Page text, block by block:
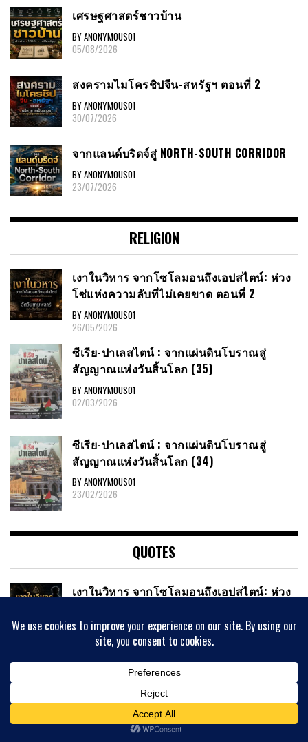
เศรษฐศาสตร์ชาวบ้าน
BY ANONYMOUS01
05/08/2026
สงครามไมโครชิปจีน-สหรัฐฯ ตอนที่ 2
BY ANONYMOUS01
30/07/2026
จากแลนด์บริดจ์สู่ NORTH-SOUTH CORRIDOR
BY ANONYMOUS01
23/07/2026
RELIGION
เงาในวิหาร จากโซโลมอนถึงเอปสไตน์: ห่วง
โซ่แห่งความลับที่ไม่เคยขาด ตอนที่ 2
BY ANONYMOUS01
26/05/2026
ซีเรีย​-ปาเลสไตน์​ : จากแผ่นดินโบราณสู่
สัญญาณ​แห่งวันสิ้นโลก​ (35)
BY ANONYMOUS01
02/03/2026
ซีเรีย​-ปาเลสไตน์​ : จากแผ่นดินโบราณสู่
สัญญาณ​แห่งวันสิ้นโลก​ (34)
BY ANONYMOUS01
23/02/2026
QUOTES
เงาในวิหาร จากโซโลมอนถึงเอปสไตน์: ห่วง
BY ANONYMOUS01
27/05/2026
ดาไล ลามะ และพาตาโกเนีย
สงครามที่ทุกฝ่ายแพ้ แต่ไม่มีใครยอมรับ